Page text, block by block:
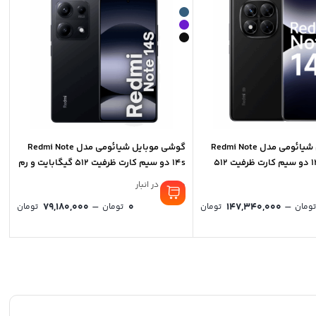
گوشی موبایل شیائومی مدل Redmi Note
14 Pro Plus 5G دو سیم کارت ظرفیت 512
تومان –
147,340,000 تومانPrice
through
گوشی موبایل شیائومی مدل Redmi Note
14s دو سیم کارت ظرفیت 512 گیگابایت و رم
12 گیگابایت
موجود در انبار
0 تومان –
79,180,000 تومان